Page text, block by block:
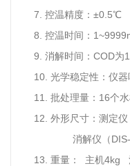
7. 控温精度：±0.5℃
8. 控温时间：
9. 消解时间：COD为
10. 光学稳定性：仪
11. 批处理量：16个
12. 外形尺寸：测定
消解仪（DIS-
13. 重量： 主机4kg